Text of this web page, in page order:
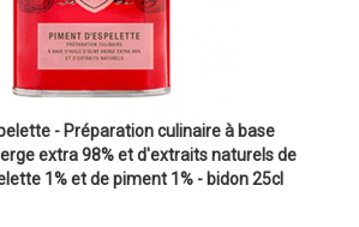
- Préparation culinaire à base
extra 98% et d'extraits naturels de
1% et de piment 1% - bidon 25cl